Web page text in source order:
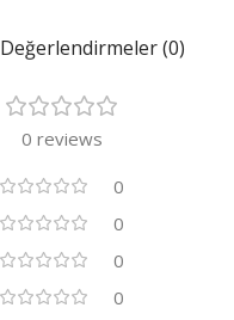
Değerlendirmeler (0)
0 reviews
0
0
0
0